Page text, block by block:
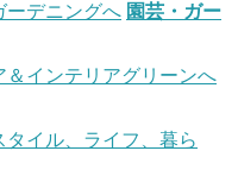
園芸・ガー